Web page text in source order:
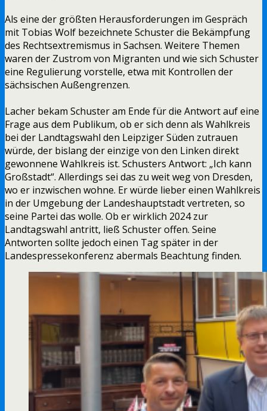
Als eine der größten Herausforderungen im Gespräch
mit Tobias Wolf bezeichnete Schuster die Bekämpfung
des Rechtsextremismus in Sachsen. Weitere Themen
waren der Zustrom von Migranten und wie sich Schuster
eine Regulierung vorstelle, etwa mit Kontrollen der
sächsischen Außengrenzen.
Lacher bekam Schuster am Ende für die Antwort auf eine
Frage aus dem Publikum, ob er sich denn als Wahlkreis
bei der Landtagswahl den Leipziger Süden zutrauen
würde, der bislang der einzige von den Linken direkt
gewonnene Wahlkreis ist. Schusters Antwort: „Ich kann
Großstadt“. Allerdings sei das zu weit weg von Dresden,
wo er inzwischen wohne. Er würde lieber einen Wahlkreis
in der Umgebung der Landeshauptstadt vertreten, so
seine Partei das wolle. Ob er wirklich 2024 zur
Landtagswahl antritt, ließ Schuster offen. Seine
Antworten sollte jedoch einen Tag später in der
Landespressekonferenz abermals Beachtung finden.